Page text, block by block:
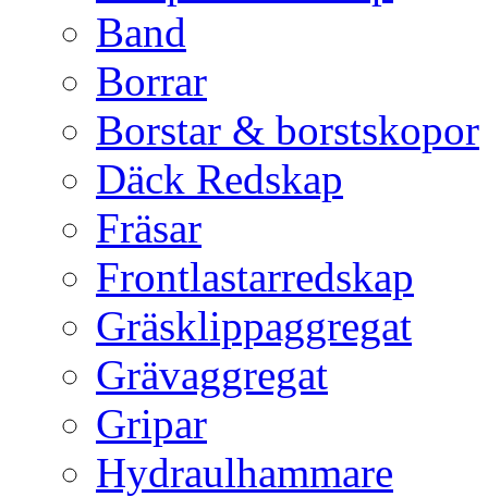
Band
Borrar
Borstar & borstskopor
Däck Redskap
Fräsar
Frontlastarredskap
Gräsklippaggregat
Grävaggregat
Gripar
Hydraulhammare